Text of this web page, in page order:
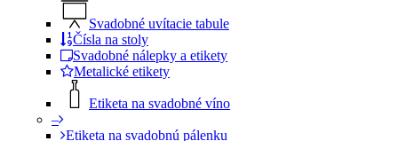
Svadobné uvítacie tabule
Čísla na stoly
Svadobné nálepky a etikety
Metalické etikety
Etiketa na svadobné víno
–
Etiketa na svadobnú pálenku